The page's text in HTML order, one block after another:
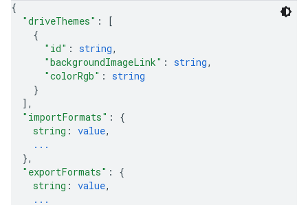
{
"driveThemes" :
[
{
"id" : string,
"backgroundImageLink" : string,
"colorRgb" : string
}
] ,
"importFormats" : {
string : value,
...
},
"exportFormats" : {
string : value,
...